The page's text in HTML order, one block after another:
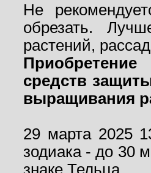
Не
обрезать.
растений,
средств
выращивания
29 марта 2025
зодиака - до 30
знаке Тельца.